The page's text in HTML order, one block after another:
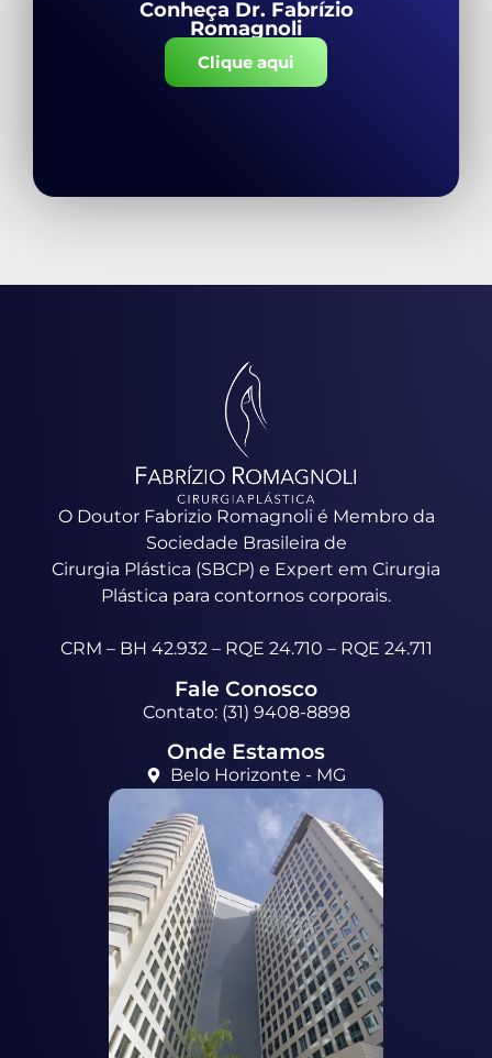
Conheça Dr. Fabrízio
Romagnoli
Clique aqui
O Doutor Fabrizio Romagnoli é Membro da
Sociedade Brasileira de
Cirurgia Plástica (SBCP) e Expert em Cirurgia
Plástica para contornos corporais.
CRM – BH 42.932 – RQE 24.710 – RQE 24.711
Fale Conosco
Contato: (31) 9408-8898
Onde Estamos
Belo Horizonte - MG